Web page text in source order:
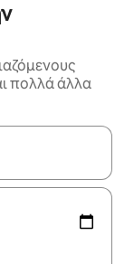
πολλά άλλα
μπορείτε να